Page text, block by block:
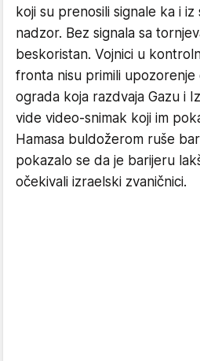
koji su prenosili signale ka i iz
nadzor. Bez signala sa
beskoristan. Vojnici u
fronta nisu primili upozorenje
ograda koja razdvaja Gazu i
vide video-snimak koji im
Hamasa buldožerom ruše
pokazalo se da je barijeru
očekivali izraelski zvaničnici.